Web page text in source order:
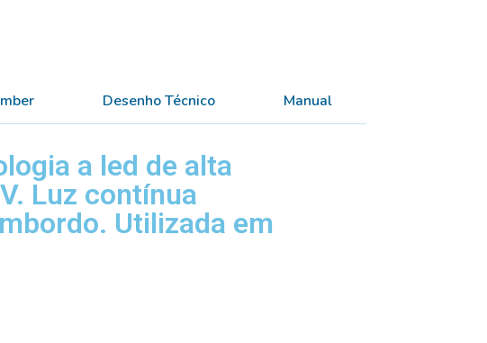
Desenho Técnico Manual
a led de alta
Luz contínua
Utilizada em